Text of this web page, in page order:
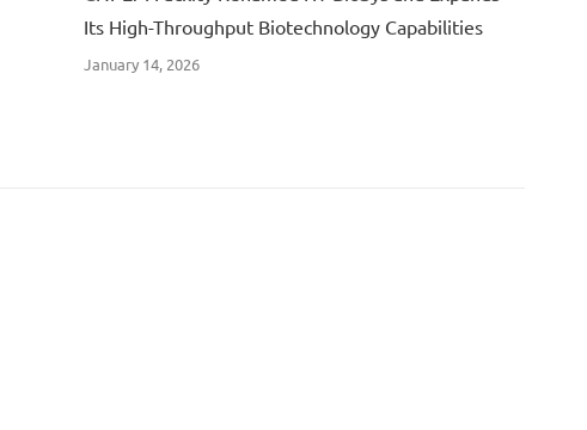
Its High-Throughput Biotechnology Capabilities
January 14, 2026